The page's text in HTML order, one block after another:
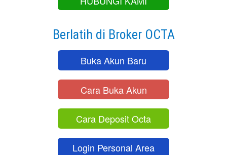
Berlatih di Broker OCTA
Buka Akun Baru
Cara Buka Akun
Cara Deposit Octa
Login Personal Area